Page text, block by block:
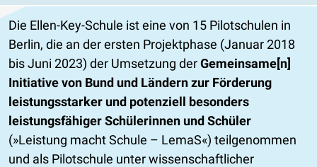
Die Ellen-Key-Schule ist eine von 15 Pilotschulen in
Berlin, die an der ersten Projektphase (Januar 2018
bis Juni 2023) der Umsetzung derGemeinsame[n]
Initiative von Bund und Ländern zur Förderung
leistungsstarker und potenziell besonders
leistungsfähiger Schülerinnen und Schüler
(»Leistung macht Schule – LemaS«) teilgenommen
und als Pilotschule unter wissenschaftlicher